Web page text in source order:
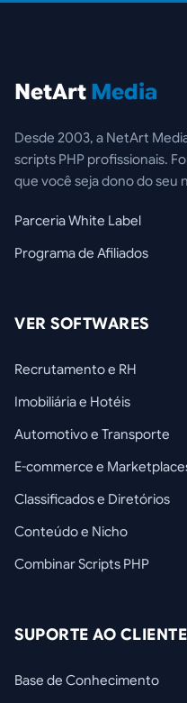
NetArt Media
Desde 2003, a NetArt
scripts PHP profissionais.
que você seja dono do seu
Parceria White Label
Programa de Afiliados
VER SOFTWARES
Recrutamento e RH
Imobiliária e Hotéis
Automotivo e Transporte
E-commerce e
Classificados e Diretórios
Conteúdo e Nicho
Combinar Scripts PHP
SUPORTE AO CLIENTE
Base de Conhecimento